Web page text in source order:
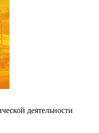
деятельности